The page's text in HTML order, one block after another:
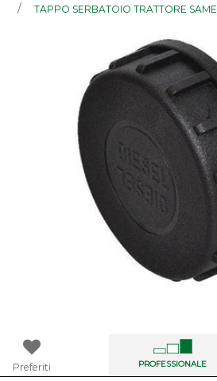
TAPPO SERBATOIO TRATTORE SAME
Preferiti PROFESSIONALE